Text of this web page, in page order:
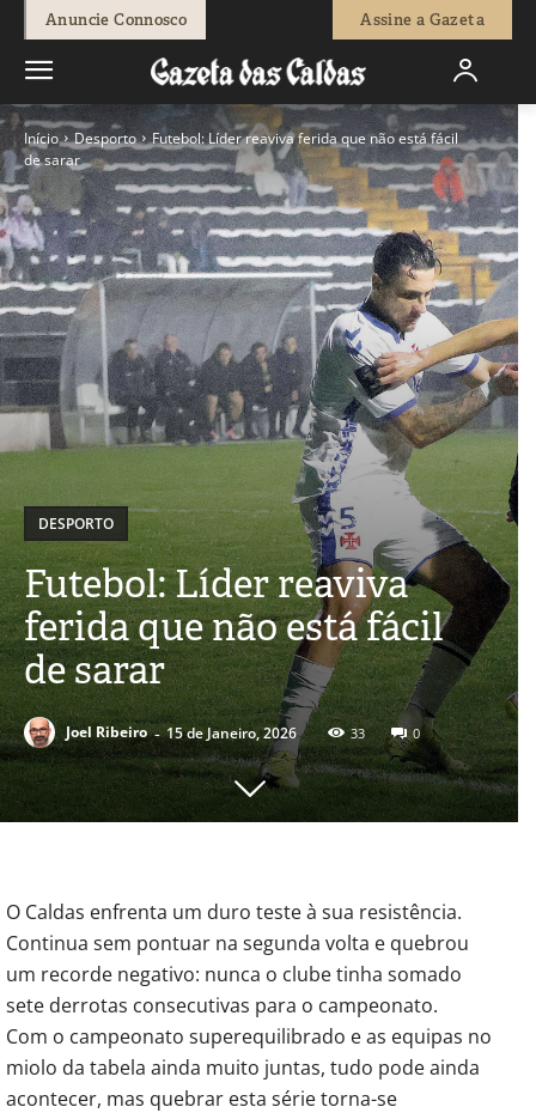
Anuncie Connosco Assine a Gazeta
Início Desporto
Futebol: Líder reaviva ferida que não está fácil
de sarar
DESPORTO
Futebol: Líder reaviva
ferida que não está fácil
de sarar
Joel Ribeiro - 15 de Janeiro, 2026 33 0
O Caldas enfrenta um duro teste à sua resistência.
Continua sem pontuar na segunda volta e quebrou
um recorde negativo: nunca o clube tinha somado
sete derrotas consecutivas para o campeonato.
Com o campeonato superequilibrado e as equipas no
miolo da tabela ainda muito juntas, tudo pode ainda
acontecer, mas quebrar esta série torna-se